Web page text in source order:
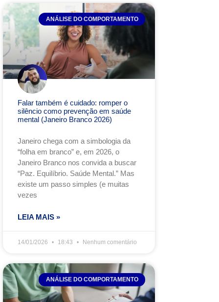
ANÁLISE DO COMPORTAMENTO
Falar também é cuidado: romper o
silêncio como prevenção em saúde
mental (Janeiro Branco 2026)
Janeiro chega com a simbologia da
“folha em branco” e, em 2026, o
Janeiro Branco nos convida a buscar
“Paz. Equilíbrio. Saúde Mental.” Mas
existe um passo simples (e muitas
vezes
LEIA MAIS »
14/01/2026 18:43 Nenhum comentário
ANÁLISE DO COMPORTAMENTO